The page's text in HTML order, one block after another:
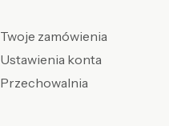
Twoje zamówienia
Ustawienia konta
Przechowalnia